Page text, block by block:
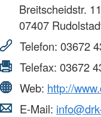
Breitscheidstr.
07407
Telefon: 03672
Telefax: 03672
Web: http://
E-Mail: